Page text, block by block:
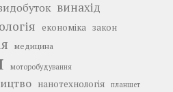
винахід
економіка закон
медицина
моторобудування
нанотехнологія планшет